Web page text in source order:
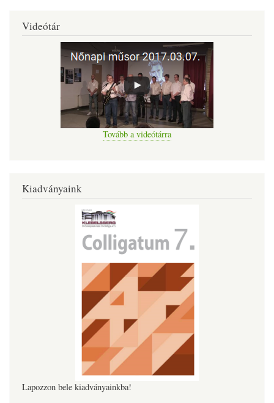
Videótár
Tovább a videótárra
Kiadványaink
Lapozzon bele kiadványainkba!